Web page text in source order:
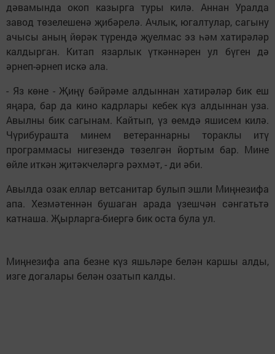
дәвамында окоп казырга туры килә. Аннан Уралда
завод төзелешенә җибәрелә. Ачлык, югалтулар, сагыну
ачысы аның йөрәк түрендә җуелмас эз һәм хатирәләр
калдырган. Китап язарлык үткәннәрен ул бүген дә
әрнеп-әрнеп искә ала.
- Яз көне - Җиңү бәйрәме алдыннан хатирәләр бик еш
яңара, бар да кино кадрлары кебек күз алдыннан уза.
Авылны бик сагынам. Кайтып, үз өемдә яшисем килә.
Чүрибурашта минем ветераннарны тораклы итү
программасы нигезендә төзелгән йортым бар. Мине
өйле иткән җитәкчеләргә рәхмәт, - ди әби.
Авылда озак еллар ветсанитар булып эшли Миңнезифа
апа. Хезмәтеннән бушаган арада үзешчән сәнгатьтә
катнаша. Җырларга-биергә бик оста була ул.
Миңнезифа апа безне күз яшьләре белән каршы алды,
изге догалары белән озатып калды.